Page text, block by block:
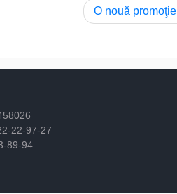
O nouă
22-97-27
89-94